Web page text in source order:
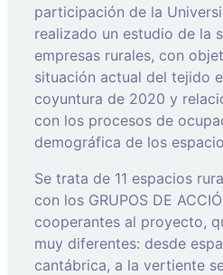
participación de la
realizado un estudio de la
empresas rurales, con
situación actual del tejido
coyuntura de 2020 y
con los procesos de
demográfica de los
Se trata de 11 espacios
con los GRUPOS DE
cooperantes al proyecto,
muy diferentes: desde
cantábrica, a la vertiente